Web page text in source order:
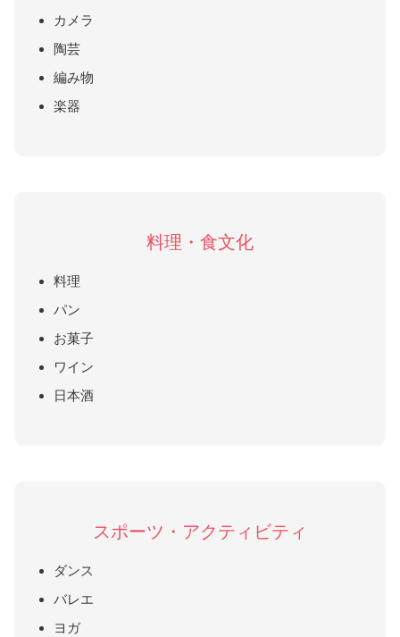
カメラ
陶芸
編み物
楽器
料理・食文化
料理
パン
お菓子
ワイン
日本酒
スポーツ・アクティビティ
ダンス
バレエ
ヨガ